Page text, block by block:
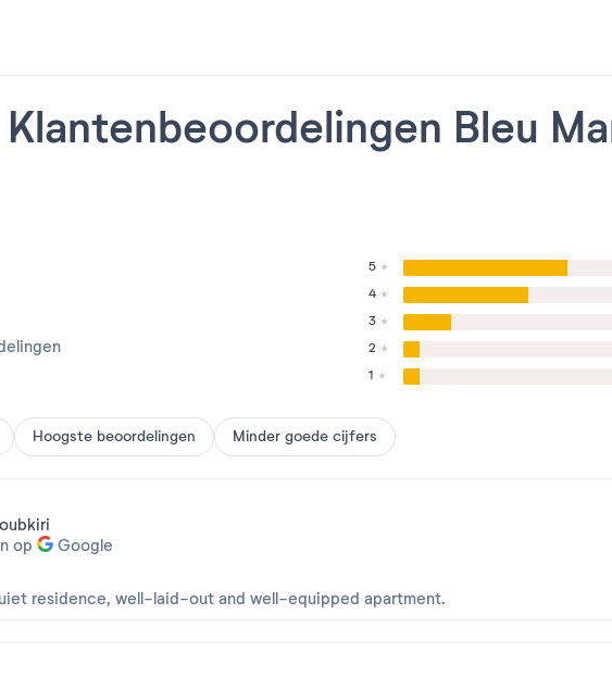
Klantenbeoordelingen Bleu
5
4
3
2
1
Hoogste beoordelingen Minder goede cijfers
op
Google
residence, well-laid-out and well-equipped apartment.